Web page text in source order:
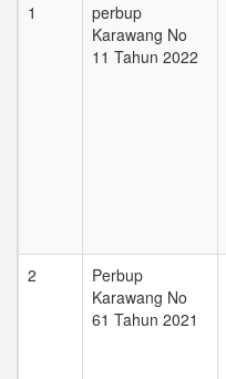
1
perbup
Karawang No
11 Tahun 2022
2
Perbup
Karawang No
61 Tahun 2021